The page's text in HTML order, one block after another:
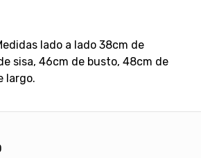
lado a lado 38cm de
sisa, 46cm de busto, 48cm de
largo.